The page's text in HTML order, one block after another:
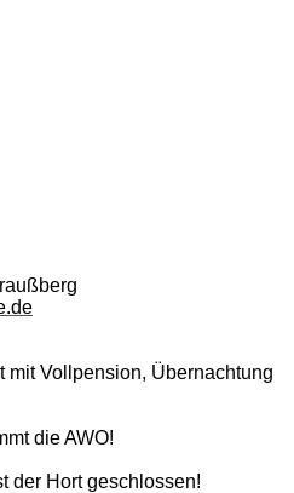
mit Vollpension, Übernachtung
die AWO!
der Hort geschlossen!